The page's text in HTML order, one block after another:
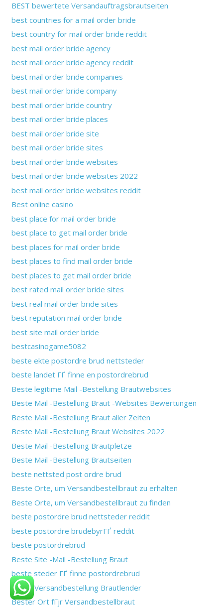
BEST bewertete Versandauftragsbrautseiten
best countries for a mail order bride
best country for mail order bride reddit
best mail order bride agency
best mail order bride agency reddit
best mail order bride companies
best mail order bride company
best mail order bride country
best mail order bride places
best mail order bride site
best mail order bride sites
best mail order bride websites
best mail order bride websites 2022
best mail order bride websites reddit
Best online casino
best place for mail order bride
best place to get mail order bride
best places for mail order bride
best places to find mail order bride
best places to get mail order bride
best rated mail order bride sites
best real mail order bride sites
best reputation mail order bride
best site mail order bride
bestcasinogame5082
beste ekte postordre brud nettsteder
beste landet ГҐ finne en postordrebrud
Beste legitime Mail -Bestellung Brautwebsites
Beste Mail -Bestellung Braut -Websites Bewertungen
Beste Mail -Bestellung Braut aller Zeiten
Beste Mail -Bestellung Braut Websites 2022
Beste Mail -Bestellung Brautpletze
Beste Mail -Bestellung Brautseiten
beste nettsted post ordre brud
Beste Orte, um Versandbestellbraut zu erhalten
Beste Orte, um Versandbestellbraut zu finden
beste postordre brud nettsteder reddit
beste postordre brudebyrГҐ reddit
beste postordrebrud
Beste Site -Mail -Bestellung Braut
beste steder ГҐ finne postordrebrud
Beste Versandbestellung Brautlender
Bester Ort fГјr Versandbestellbraut